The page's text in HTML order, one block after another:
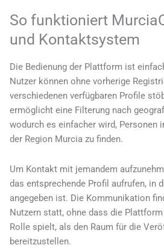
So funktioniert
und Kontaktsystem
Die Bedienung der Plattform ist
Nutzer können ohne vorherige
verschiedenen verfügbaren Profile
ermöglicht eine Filterung nach
wodurch es einfacher wird, Personen
der Region Murcia zu finden.
Um Kontakt mit jemandem
das entsprechende Profil aufrufen, in
angegeben ist. Die Kommunikation
Nutzern statt, ohne dass die
Rolle spielt, als den Raum für die
bereitzustellen.